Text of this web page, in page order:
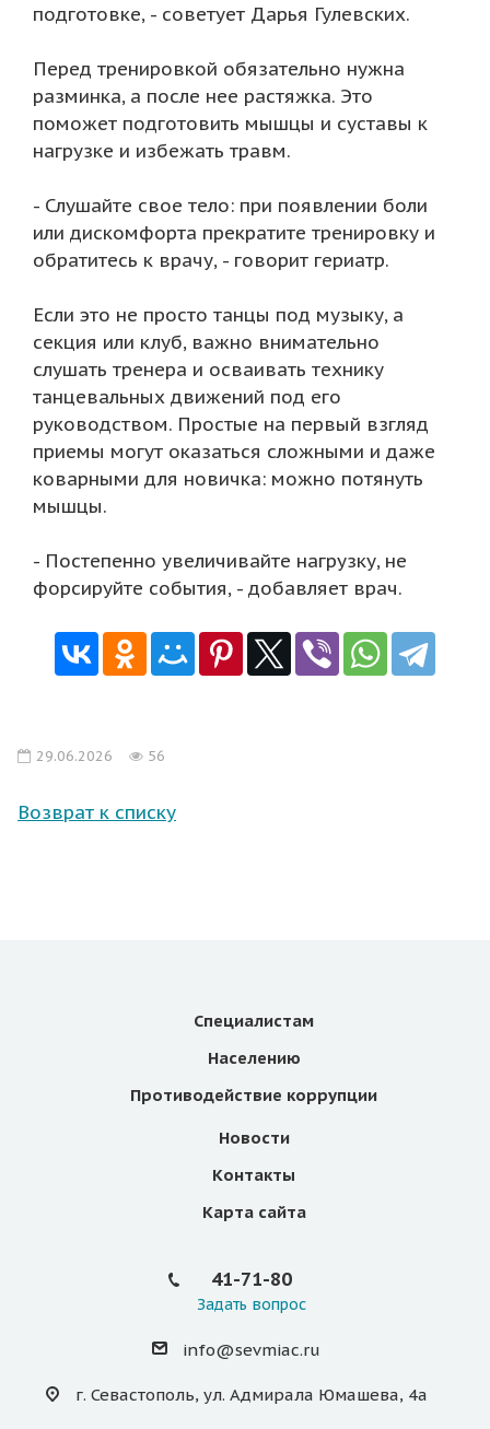
подготовке, - советует Дарья Гулевских.
Перед тренировкой обязательно нужна
разминка, а после нее растяжка. Это
поможет подготовить мышцы и суставы к
нагрузке и избежать травм.
- Слушайте свое тело: при появлении боли
или дискомфорта прекратите тренировку и
обратитесь к врачу, - говорит гериатр.
Если это не просто танцы под музыку, а
секция или клуб, важно внимательно
слушать тренера и осваивать технику
танцевальных движений под его
руководством. Простые на первый взгляд
приемы могут оказаться сложными и даже
коварными для новичка: можно потянуть
мышцы.
- Постепенно увеличивайте нагрузку, не
форсируйте события, - добавляет врач.
29.06.2026 56
Возврат к списку
Специалистам
Населению
Противодействие коррупции
Новости
Контакты
Карта сайта
41-71-80
Задать вопрос
info@sevmiac.ru
г. Севастополь, ул. Адмирала Юмашева, 4а